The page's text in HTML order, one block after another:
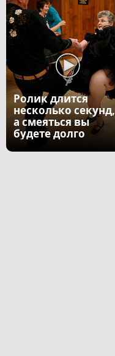
Ролик длится
несколько секунд,
а смеяться вы
будете долго